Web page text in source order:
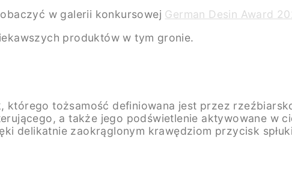
w galerii konkursowej German Desin Award
produktów w tym gronie.
którego tożsamość definiowana jest przez
a także jego podświetlenie aktywowane w
delikatnie zaokrąglonym krawędziom przycisk